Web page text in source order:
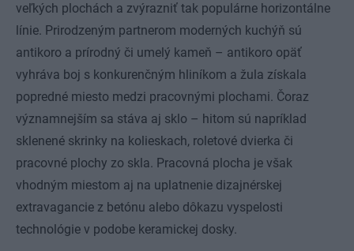
veľkých plochách a zvýrazniť tak populárne horizontálne
línie. Prirodzeným partnerom moderných kuchýň sú
antikoro a prírodný či umelý kameň – antikoro opäť
vyhráva boj s konkurenčným hliníkom a žula získala
popredné miesto medzi pracovnými plochami. Čoraz
významnejším sa stáva aj sklo – hitom sú napríklad
sklenené skrinky na kolieskach, roletové dvierka či
pracovné plochy zo skla. Pracovná plocha je však
vhodným miestom aj na uplatnenie dizajnérskej
extravagancie z betónu alebo dôkazu vyspelosti
technológie v podobe keramickej dosky.